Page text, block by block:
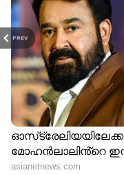
PREV